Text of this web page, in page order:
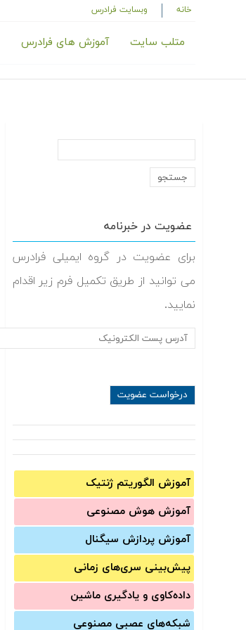
خانه وبسایت فرادرس
متلب سایت آموزش های فرادرس
عضویت در خبرنامه
برای عضویت در گروه ایمیلی فرادرس
می توانید از طریق تکمیل فرم زیر اقدام
نمایید.
آموزش الگوریتم ژنتیک
آموزش‌ هوش مصنوعی
آموزش‌ پردازش سیگنال
پیش‌‌بینی سری‌‌های زمانی
داده‌کاوی و یادگیری ماشین
شبکه‌های عصبی مصنوعی